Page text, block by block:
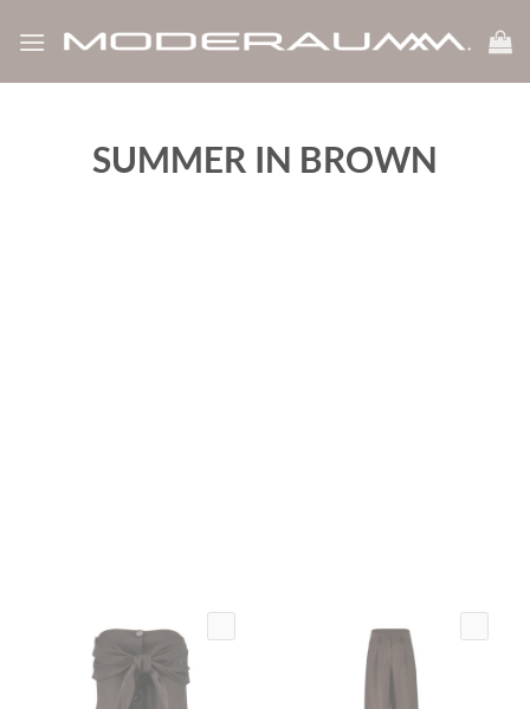
Inhalt
SUMMER IN BROWN